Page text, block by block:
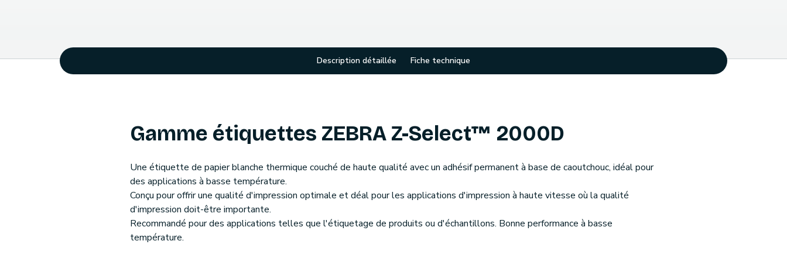
Description détaillée Fiche technique
Gamme étiquettes ZEBRA Z-Select™ 2000D
Une étiquette de papier blanche thermique couché de haute qualité avec un adhésif permanent à base de caoutchouc, idéal pour
des applications à basse température.
Conçu pour offrir une qualité d'impression optimale et déal pour les applications d'impression à haute vitesse où la qualité
d'impression doit-être importante.
Recommandé pour des applications telles que l'étiquetage de produits ou d'échantillons. Bonne performance à basse
température.